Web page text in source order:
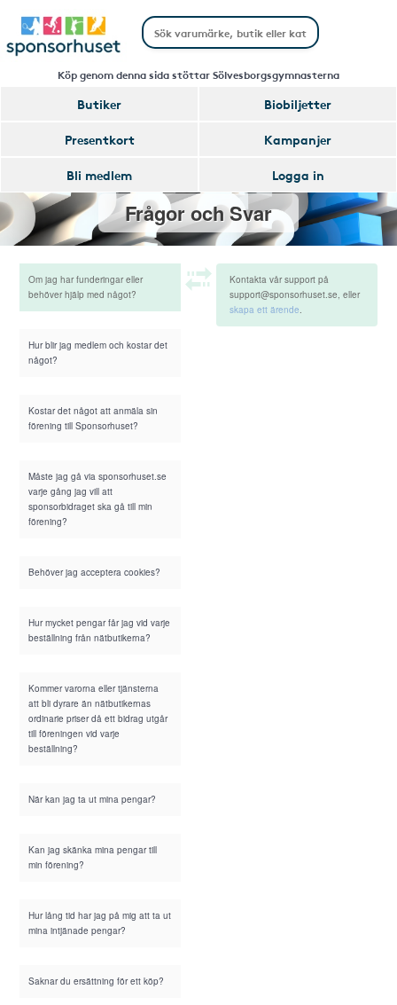
Köp genom denna sida stöttar Sölvesborgsgymnasterna
Butiker
Biobiljetter
Presentkort
Kampanjer
Bli medlem
Logga in
Frågor och Svar
Om jag har funderingar eller
behöver hjälp med något?
Hur blir jag medlem och kostar det
något?
Kostar det något att anmäla sin
förening till Sponsorhuset?
Måste jag gå via sponsorhuset.se
varje gång jag vill att
sponsorbidraget ska gå till min
förening?
Behöver jag acceptera cookies?
Hur mycket pengar får jag vid varje
beställning från nätbutikerna?
Kommer varorna eller tjänsterna
att bli dyrare än nätbutikernas
ordinarie priser då ett bidrag utgår
till föreningen vid varje
beställning?
När kan jag ta ut mina pengar?
Kan jag skänka mina pengar till
min förening?
Hur lång tid har jag på mig att ta ut
mina intjänade pengar?
Saknar du ersättning för ett köp?
Kontakta vår support på
support@sponsorhuset.se, eller
skapa ett ärende.